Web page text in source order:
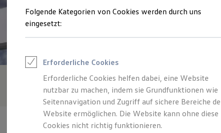
Gewerbliche Personenbeförderung
Service & mobile Werkstätten
Menschen mit Behinderung
Rettungsdienste
ONE Business ID Vorteile
Fahrzeugsuche & Marktplatz
Fahrzeugsuche
Fahrzeuge online kaufen
Digitaler Marktplatz
Kauf & Finanzierung
Online-Fahrzeugbewertung
Folgende Kategorien von Cookies werden durch uns
eingesetzt:
Erforderliche Cookies
Erforderliche Cookies helfen dabei, eine Website
nutzbar zu machen, indem sie Grundfunktionen wie
Seitennavigation und Zugriff auf sichere Bereiche
Website ermöglichen. Die Website kann ohne diese
Cookies nicht richtig funktionieren.